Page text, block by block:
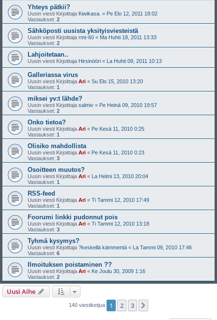
Yhteys pätkii?
Uusin viesti Kirjoittaja Kiwikasa. « Pe Elo 12, 2011 18:02
Vastaukset: 2
Sähköposti uusista yksityisviesteistä
Uusin viesti Kirjoittaja rmt-60 « Ma Huhti 18, 2011 13:33
Vastaukset: 2
Lahjoitetaan..
Uusin viesti Kirjoittaja Hirsinööri « La Huhti 09, 2011 10:13
Galleriassa virus
Uusin viesti Kirjoittaja Ari « Su Elo 15, 2010 13:20
Vastaukset: 1
miksei yv:t lähde?
Uusin viesti Kirjoittaja salmiv « Pe Heinä 09, 2010 19:57
Vastaukset: 2
Onko tietoa?
Uusin viesti Kirjoittaja Ari « Pe Kesä 11, 2010 0:25
Vastaukset: 1
Olisiko mahdollista
Uusin viesti Kirjoittaja Ari « Pe Kesä 11, 2010 0:23
Vastaukset: 3
Osoitteen muutos?
Uusin viesti Kirjoittaja Ari « La Helmi 13, 2010 20:04
Vastaukset: 1
RSS-feed
Uusin viesti Kirjoittaja Ari « Ti Tammi 12, 2010 17:49
Vastaukset: 1
Foorumi linkki pudonnut pois
Uusin viesti Kirjoittaja Ari « Ti Tammi 12, 2010 13:18
Vastaukset: 3
Tyhmä kysymys?
Uusin viesti Kirjoittaja ?keskellä kämmentä « La Tammi 09, 2010 17:46
Vastaukset: 6
Ilmoituksen poistaminen ??
Uusin viesti Kirjoittaja Ari « Ke Joulu 30, 2009 1:16
Vastaukset: 2
Uusi Aihe
140 viestiketjua 1 2 3